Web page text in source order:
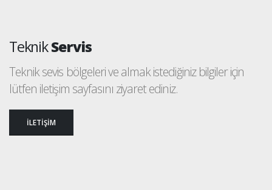
TeknikServis
Teknik sevis bölgeleri ve almak istediğiniz bilgiler için
lütfen iletişim sayfasını ziyaret ediniz.
İLETİŞİM